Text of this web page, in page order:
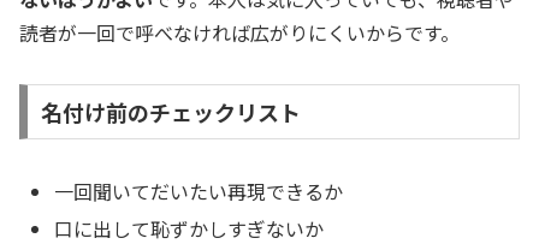
読者が一回で呼べなければ広がりにくいからです。
名付け前のチェックリスト
一回聞いてだいたい再現できるか
口に出して恥ずかしすぎないか